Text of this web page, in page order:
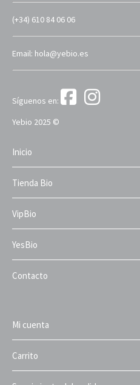
(+34) 610 84 06 06
Email: hola@yebio.es
Síguenos en:
Yebio 2025 ©
Inicio
Tienda Bio
VipBio
YesBio
Contacto
Mi cuenta
Carrito